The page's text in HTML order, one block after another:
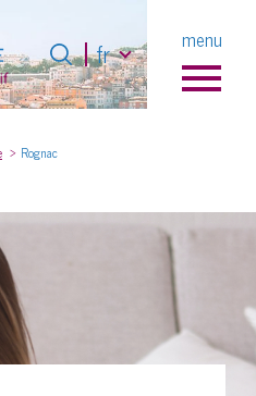
menu
fr
Rognac